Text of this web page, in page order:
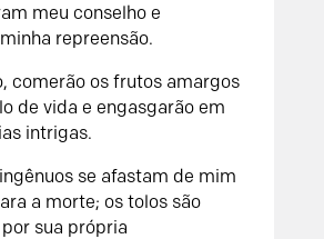
meu conselho e
repreensão.
comerão os frutos amargos
de vida e engasgarão em
intrigas.
se afastam de mim
a morte; os tolos são
sua própria